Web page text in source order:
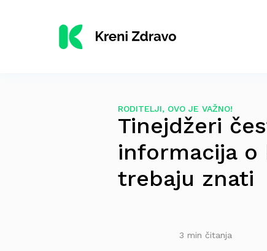
RODITELJI, OVO JE VAŽNO!
Tinejdžeri
informacija
trebaju znati
3 min čitanja